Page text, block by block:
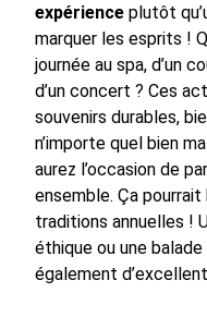
expérience plutôt
marquer les esprits !
journée au spa, d’un
d’un concert ? Ces
souvenirs durables,
n’importe quel bien
aurez l’occasion de
ensemble. Ça pourrait
traditions annuelles !
éthique ou une
également